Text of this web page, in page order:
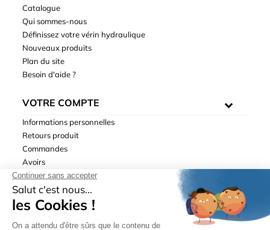
Catalogue
Qui sommes-nous
Définissez votre vérin hydraulique
Nouveaux produits
Plan du site
Besoin d'aide ?
VOTRE COMPTE
Informations personnelles
Retours produit
Commandes
Avoirs
Adresses
Bons de réduction